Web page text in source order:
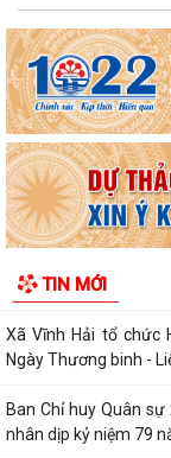
TIN MỚI
Xã Vĩnh Hải tổ chức
thương binh nhân dịp
Hội liên hiệp phụ nữ
chính sách, người có
Quyết định về việc
chính lĩnh vực trẻ em
sĩ, thương binh, bệnh
Xã Vĩnh Hải tổ chức
Ngày Thương binh -
Ban Chỉ huy Quân
nhân dịp kỷ niệm 79